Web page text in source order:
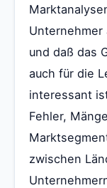
und daß das
auch für die
interessant
Fehler,
zwischen